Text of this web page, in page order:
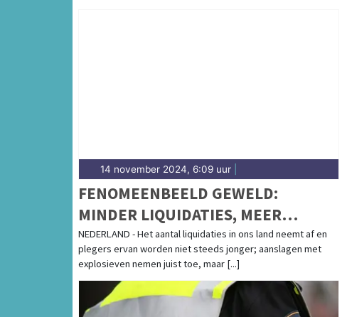
14 november 2024, 6:09 uur
FENOMEENBEELD GEWELD:
MINDER LIQUIDATIES, MEER
AANSLAGEN
NEDERLAND - Het aantal liquidaties in ons land neemt af en
plegers ervan worden niet steeds jonger; aanslagen met
explosieven nemen juist toe, maar [...]